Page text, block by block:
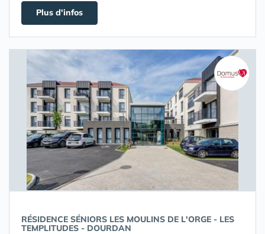
Plus d'infos
RÉSIDENCE SÉNIORS LES MOULINS DE L'ORGE - LES
TEMPLITUDES - DOURDAN